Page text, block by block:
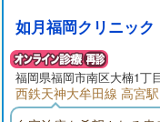
如月福岡クリニック
福岡県福岡市南区大楠1丁
西鉄天神大牟田線 高宮